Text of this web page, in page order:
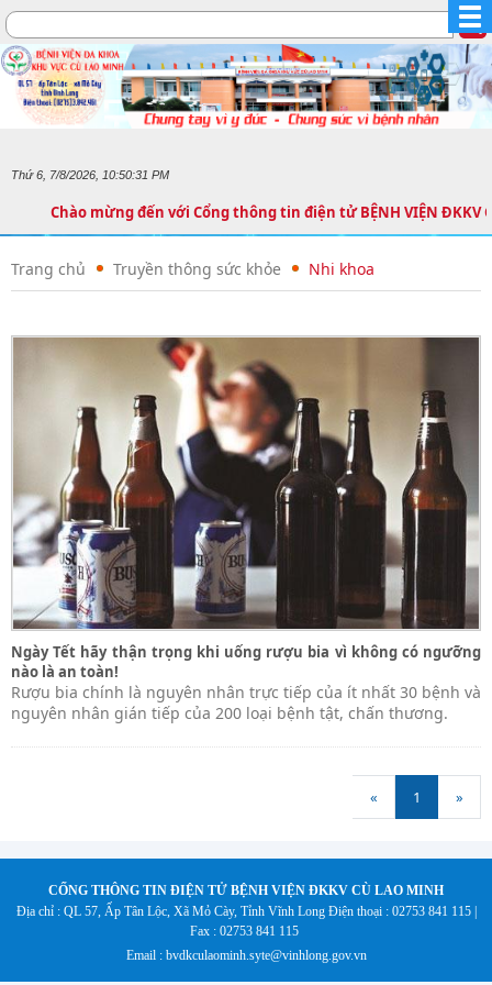
Thứ 6, 7/8/2026, 10:50:32 PM
Chào mừng đến với Cổng thông tin điện tử BỆNH VIỆN
Trang chủ Truyền thông sức khỏe Nhi khoa
Ngày Tết hãy thận trọng khi uống rượu bia vì không có ngưỡng
nào là an toàn!
Rượu bia chính là nguyên nhân trực tiếp của ít nhất 30 bệnh và
nguyên nhân gián tiếp của 200 loại bệnh tật, chấn thương.
« 1 »
CỐNG THÔNG TIN ĐIỆN TỬ BỆNH VIỆN ĐKKV CÙ LAO MINH
Địa chỉ : QL 57, Ấp Tân Lộc, Xã Mỏ Cày, Tỉnh Vĩnh LongĐiện thoại : 02753 841 115 |
Fax : 02753 841 115
Email : bvdkculaominh.syte@vinhlong.gov.vn